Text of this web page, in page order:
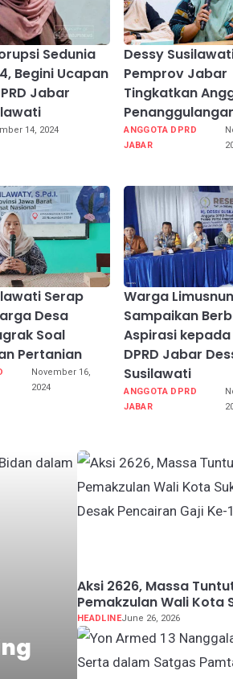
Sedunia
Begini Ucapan
Jabar
14, 2024
Dessy
Pemprov Jabar
Tingkatkan
ANGGOTA DPRD
JABAR
Serap
Desa
Soal
Pertanian
November 16,
2024
Warga
Sampaikan
Aspirasi
DPRD Jabar
Susilawati
ANGGOTA DPRD
JABAR
Aksi 2626, Massa
Pemakzulan Wali Kota
dan Desak Pencairan
ASN
HEADLINEJune 26, 2026